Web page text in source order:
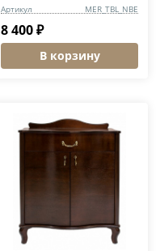
Артикул MER_TBL_NBE
8 400 ₽
В корзину